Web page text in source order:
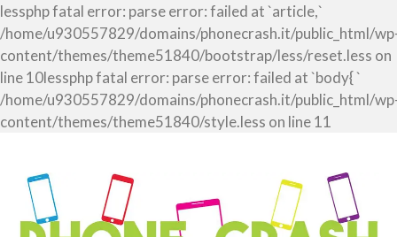
lessphp fatal error: parse error: failed at `article,`
/home/u930557829/domains/phonecrash.it/public_html/
content/themes/theme51840/bootstrap/less/reset.less on
line 10lessphp fatal error: parse error: failed at `body{ `
/home/u930557829/domains/phonecrash.it/public_html/
content/themes/theme51840/style.less on line 11